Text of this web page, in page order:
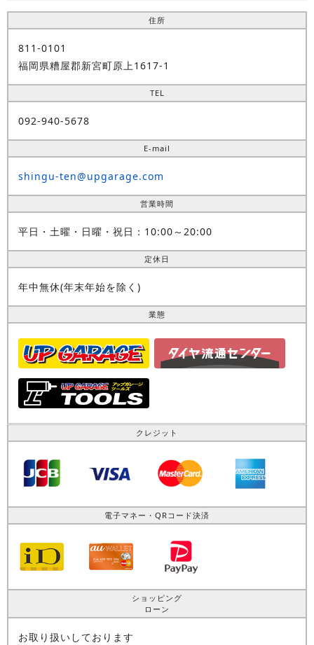
住所
811-0101
福岡県糟屋郡新宮町原上1617-1
TEL
092-940-5678
E-mail
shingu-ten@upgarage.com
営業時間
平日・土曜・日曜・祝日：10:00～20:00
定休日
年中無休(年末年始を除く)
業態
クレジット
電子マネー・QRコード決済
ショッピング
ローン
お取り扱いしております